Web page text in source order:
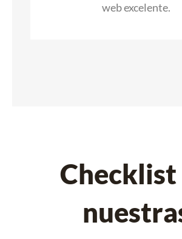
web excelente.
Checklist